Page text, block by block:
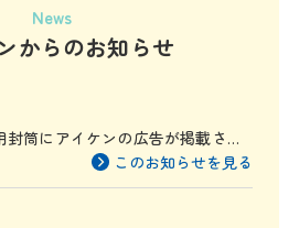
News
からのお知らせ
筒にアイケンの広告が掲載され
このお知らせを見る